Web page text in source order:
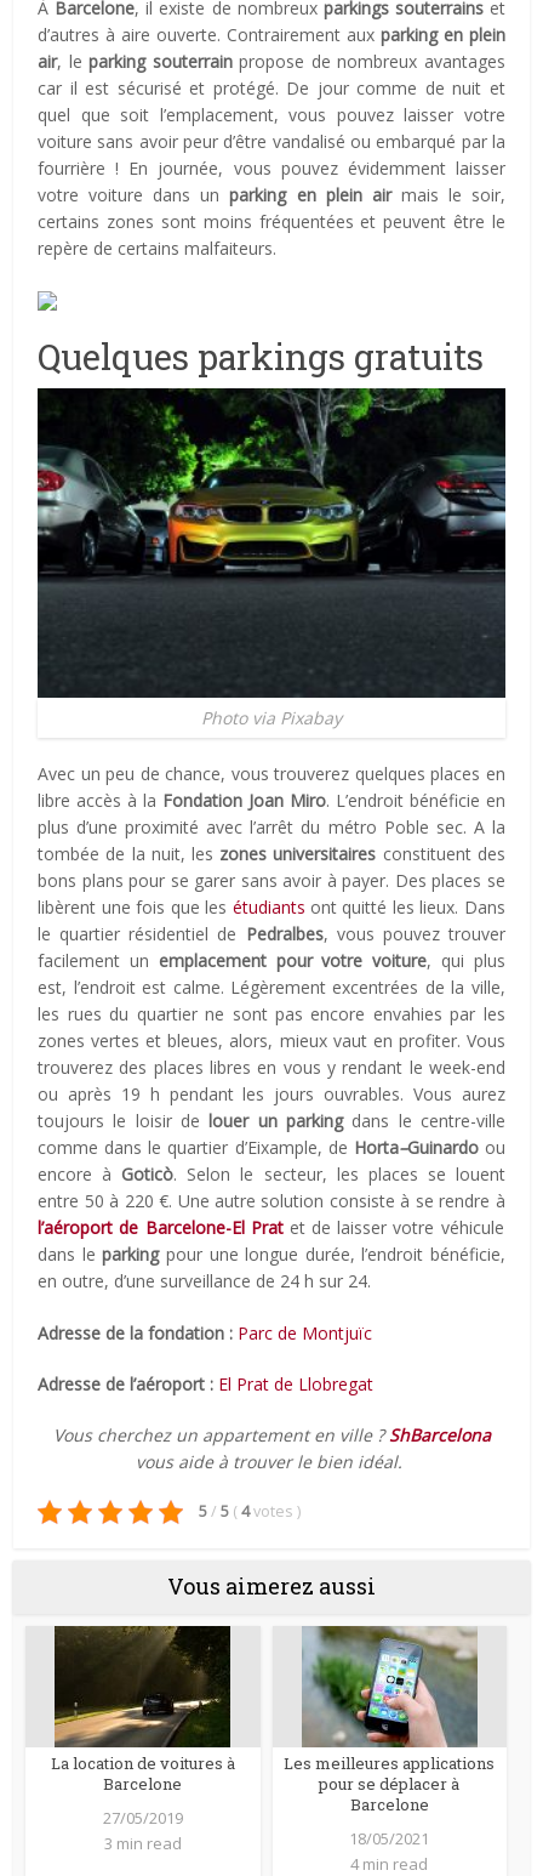
À Barcelone, il existe de nombreux parkings souterrainset
d’autres à aire ouverte. Contrairement aux parking en plein
air, leparking souterrainpropose de nombreux avantages
car il est sécurisé et protégé. De jour comme de nuit et
quel que soit l’emplacement, vous pouvez laisser votre
voiture sans avoir peur d’être vandalisé ou embarqué par la
fourrière ! En journée, vous pouvez évidemment laisser
votre voiture dans unparking en plein airmais le soir,
certains zones sont moins fréquentées et peuvent être le
repère de certains malfaiteurs.
Quelques parkings gratuits
Photo via Pixabay
Avec un peu de chance, vous trouverez quelques places en
libre accès à la Fondation Joan Miro. L’endroit bénéficie en
plus d’une proximité avec l’arrêt du métro Poble sec. A la
tombée de la nuit, les zones universitaires constituent des
bons plans pour se garer sans avoir à payer. Des places se
libèrent une fois que les étudiants ont quitté les lieux. Dans
le quartier résidentiel de Pedralbes, vous pouvez trouver
facilement un emplacement pour votre voiture, qui plus
est, l’endroit est calme. Légèrement excentrées de la ville,
les rues du quartier ne sont pas encore envahies par les
zones vertes et bleues, alors, mieux vaut en profiter. Vous
trouverez des places libres en vous y rendant le week-end
ou après 19 h pendant les jours ouvrables. Vous aurez
toujours le loisir de louer un parkingdans le centre-ville
comme dans le quartier d’Eixample, de Horta–Guinardoou
encore à Goticò. Selon le secteur, les places se louent
entre 50 à 220 €. Une autre solution consiste à se rendre à
l’aéroport de Barcelone-El Pratet de laisser votre véhicule
dans leparkingpour une longue durée, l’endroit bénéficie,
en outre, d’une surveillance de 24 h sur 24.
Adresse de la fondation : Parc de Montjuïc
Adresse de l’aéroport : El Prat de Llobregat
Vous cherchez un appartement en ville ?ShBarcelona
vous aide à trouver le bien idéal.
5/ 5 (4votes )
Vous aimerez aussi
La location de voitures à
Barcelone
27/05/2019
3 min read
Les meilleures applications
pour se déplacer à
Barcelone
18/05/2021
4 min read